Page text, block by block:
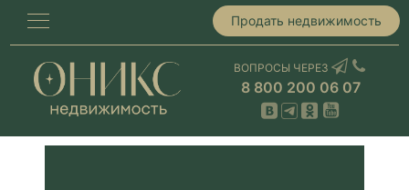
Продать недвижимость
ВОПРОСЫ ЧЕРЕЗ
8 800 200 06 07